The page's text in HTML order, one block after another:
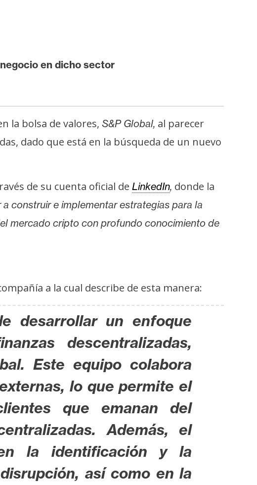
en dicho sector
la bolsa de valores, S&P Global, al parecer
dado que está en la búsqueda de un nuevo
de su cuenta oficial de LinkedIn, donde la
a construir e implementar estrategias para la
mercado cripto con profundo conocimiento de
a la cual describe de esta manera:
desarrollar un enfoque
descentralizadas,
Este equipo colabora
lo que permite el
que emanan del
Además, el
la identificación y la
así como en la